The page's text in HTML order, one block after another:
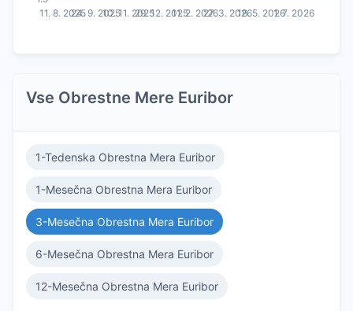
Vse Obrestne Mere Euribor
1-Tedenska Obrestna Mera Euribor
1-Mesečna Obrestna Mera Euribor
3-Mesečna Obrestna Mera Euribor
6-Mesečna Obrestna Mera Euribor
12-Mesečna Obrestna Mera Euribor